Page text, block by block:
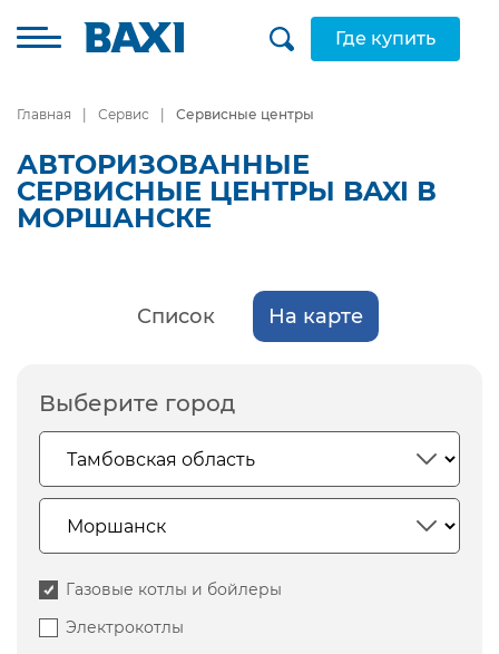
Где купить
Главная Сервис Сервисные центры
АВТОРИЗОВАННЫЕ
СЕРВИСНЫЕ ЦЕНТРЫ BAXI В
МОРШАНСКЕ
Список На карте
Выберите город
Газовые котлы и бойлеры
Электрокотлы